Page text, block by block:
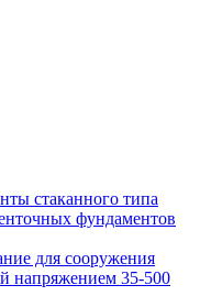
стаканного типа
фундаментов
для сооружения
напряжением 35-500